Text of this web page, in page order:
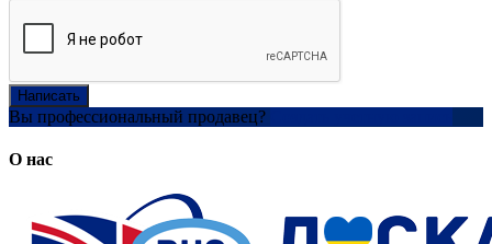
Написать
Вы профессиональный продавец?
О нас